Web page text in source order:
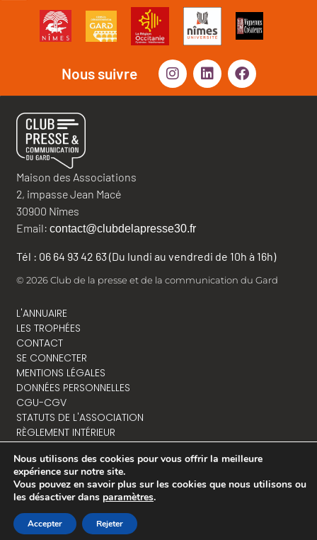
Nous suivre
Maison des Associations
2, impasse Jean Macé
30900 Nîmes
Email: contact@clubdelapresse30.fr
Tél : 06 64 93 42 63 (Du lundi au vendredi de 10h à 16h)
© 2026 Club de la presse et de la communication du Gard
L'ANNUAIRE
LES TROPHÉES
CONTACT
SE CONNECTER
MENTIONS LÉGALES
DONNÉES PERSONNELLES
CGU-CGV
STATUTS DE L'ASSOCIATION
RÈGLEMENT INTÉRIEUR
NOUS CONTACTER
Nous utilisons des cookies pour vous offrir la meilleure
expérience sur notre site.
Vous pouvez en savoir plus sur les cookies que nous utilisons ou
les désactiver dans paramètres.
Accepter Rejeter